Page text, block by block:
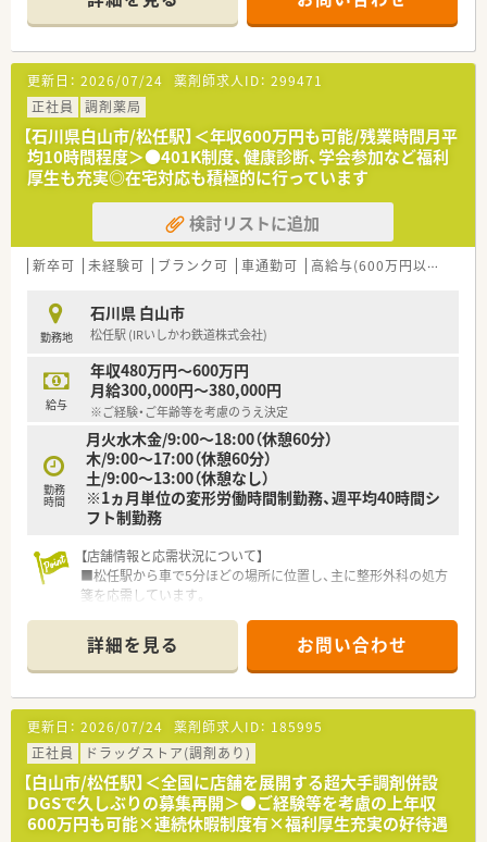
【こんな方にオススメ】
味や家族との団らんに有効活用してリフレッシュしたい方に最
適です。
■施設在宅の処方を経験しながら、専門的なスキルアップと店舗
マネジメントの両方をバランス良く学んでいきたい方にオスス
メです。
■地域の方々から直接感謝の言葉をいただけるような、人と人と
の繋がりを大切にした温かい医療サービスを提供したい方に最
適です。
更新日： 2026/07/24 薬剤師求人ID： 299471
正社員
調剤薬局
【石川県白山市/松任駅】＜年収600万円も可能/残業時間月平
均10時間程度＞●401K制度、健康診断、学会参加など福利
厚生も充実◎在宅対応も積極的に行っています
検討リストに追加
新卒可 未経験可 ブランク可 車通勤可 高給与(600万円以上)
勤務地
石川県 白山市
松任駅 (IRいしかわ鉄道株式会社)
給与
年収480万円～600万円
月給300,000円～380,000円
※ご経験・ご年齢等を考慮のうえ決定
勤務
時間
月火水木金/9:00～18:00（休憩60分）
木/9:00～17:00（休憩60分）
土/9:00～13:00（休憩なし）
※1ヵ月単位の変形労働時間制勤務、週平均40時間シ
フト制勤務
【店舗情報と応需状況について】
■松任駅から車で5分ほどの場所に位置し、主に整形外科の処方
箋を応需しています。
名体制です。
■在宅医療にも積極的に取り組んでおり、幅広い経験を積める店
舗です。
【募集背景と求める人物像について】
■今回は欠員補充のための募集で、即戦力としてご活躍いただけ
る方を求めています。
■未経験やブランクがある方も歓迎しており、丁寧に指導いたし
ます。
■頑張って仕事に取り組める方や、協調性をもって働ける方を求
めています。
詳細を見る お問い合わせ
更新日： 2026/07/24 薬剤師求人ID： 185995
正社員
ドラッグストア(調剤あり)
【白山市/松任駅】＜全国に店舗を展開する超大手調剤併設
DGSで久しぶりの募集再開＞●ご経験等を考慮の上年収
600万円も可能×連続休暇制度有×福利厚生充実の好待遇